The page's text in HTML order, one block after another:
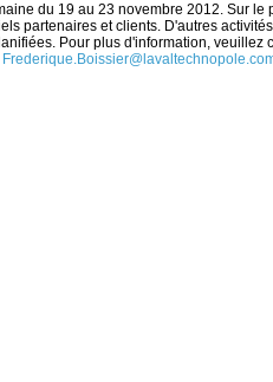
du 19 au 23 novembre 2012. Sur le
partenaires et clients. D'autres
Pour plus d'information, veuillez